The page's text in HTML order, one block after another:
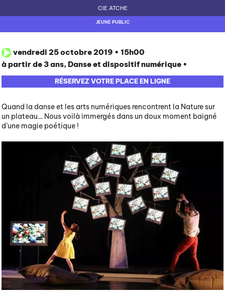
PÔLE CULTUREL
CIE ATCHE
JEUNE PUBLIC
vendredi 25 octobre 2019 • 15h00
à partir de 3 ans, Danse et dispositif numérique •
RÉSERVEZ VOTRE PLACE EN LIGNE
Quand la danse et les arts numériques rencontrent la Nature sur
un plateau… Nous voilà immergés dans un doux moment baigné
d’une magie poétique !